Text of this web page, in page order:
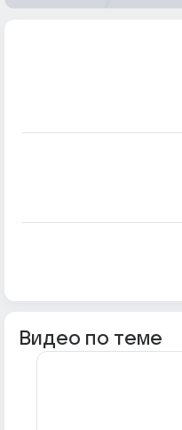
Видео по теме